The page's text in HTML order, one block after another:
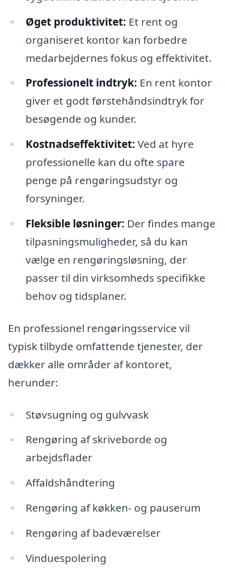
Øget produktivitet: Et rent og
organiseret kontor kan forbedre
medarbejdernes fokus og effektivitet.
Professionelt indtryk: En rent kontor
giver et godt førstehåndsindtryk for
besøgende og kunder.
Kostnadseffektivitet: Ved at hyre
professionelle kan du ofte spare
penge på rengøringsudstyr og
forsyninger.
Fleksible løsninger: Der findes mange
tilpasningsmuligheder, så du kan
vælge en rengøringsløsning, der
passer til din virksomheds specifikke
behov og tidsplaner.
En professionel rengøringsservice vil
typisk tilbyde omfattende tjenester, der
dækker alle områder af kontoret,
herunder:
Støvsugning og gulvvask
Rengøring af skriveborde og
arbejdsflader
Affaldshåndtering
Rengøring af køkken- og pauserum
Rengøring af badeværelser
Vinduespolering